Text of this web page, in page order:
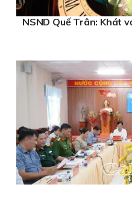
NSND Quế Trân: Khát